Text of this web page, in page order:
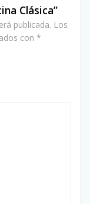
Clásica”
publicada. Los
con *